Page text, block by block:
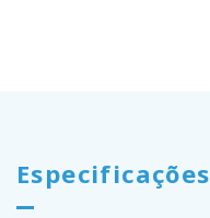
Especificações